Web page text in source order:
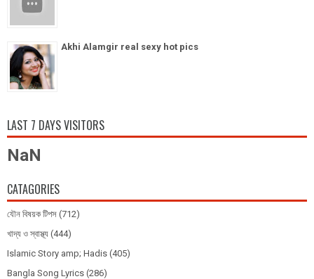
Akhi Alamgir real sexy hot pics
LAST 7 DAYS VISITORS
NaN
CATAGORIES
যৌন বিষয়ক টিপস (712)
খাদ্য ও স্বাস্থ্য (444)
Islamic Story amp; Hadis (405)
Bangla Song Lyrics (286)